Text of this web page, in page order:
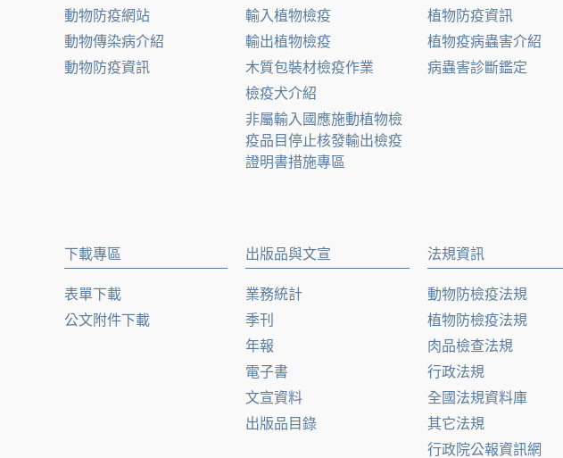
動物防疫網站
動物傳染病介紹
動物防疫資訊
輸入植物檢疫
輸出植物檢疫
木質包裝材檢疫作業
檢疫犬介紹
非屬輸入國應施動植物檢
疫品目停止核發輸出檢疫
證明書措施專區
植物防疫資訊
植物疫病蟲害介紹
病蟲害診斷鑑定
下載專區
表單下載
公文附件下載
出版品與文宣
業務統計
季刊
年報
電子書
文宣資料
出版品目錄
法規資訊
動物防檢疫法規
植物防檢疫法規
肉品檢查法規
行政法規
全國法規資料庫
其它法規
行政院公報資訊網